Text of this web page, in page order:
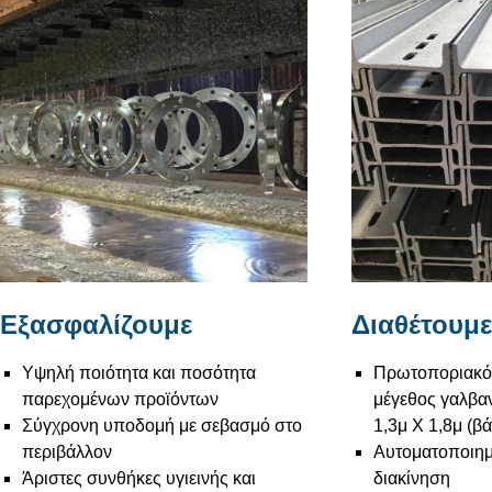
Εξασφαλίζουμε
Υψηλή ποιότητα και ποσότητα
παρεχομένων προϊόντων
Σύγχρονη υποδομή με σεβασμό στο
περιβάλλον
Άριστες συνθήκες υγιεινής και
Διαθέτουμε
μέγεθος
1,3μ Χ 1,8μ
διακίνηση